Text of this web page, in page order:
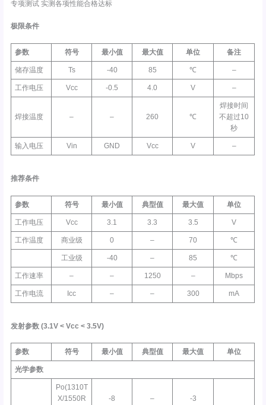
专项测试 实测各项性能合格达标
极限条件
参数 符号 最小值 最大值 单位 备注
储存温度 Ts -40 85 ℃ –
工作电压 Vcc -0.5 4.0 V –
焊接温度 – – 260 ℃
焊接时间
不超过10
秒
输入电压 Vin GND Vcc V –
推荐条件
参数 符号 最小值 典型值 最大值 单位
工作电压 Vcc 3.1 3.3 3.5 V
工作温度 商业级 0 – 70 ℃
工业级 -40 – 85 ℃
工作速率 – – 1250 – Mbps
工作电流 Icc – – 300 mA
发射参数 (3.1V <Vcc < 3.5V)
参数 符号 最小值 典型值 最大值 单位
光学参数
Po(1310T
X/1550R
-8 – -3